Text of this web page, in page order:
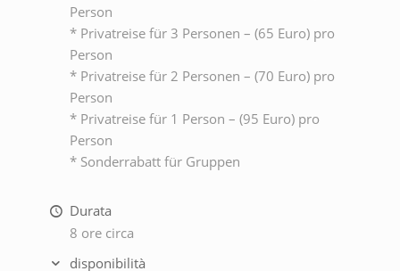
Person
* Privatreise für 3 Personen – (65 Euro) pro
Person
* Privatreise für 2 Personen – (70 Euro) pro
Person
* Privatreise für 1 Person – (95 Euro) pro
Person
* Sonderrabatt für Gruppen
Durata
8 ore circa
disponibilità